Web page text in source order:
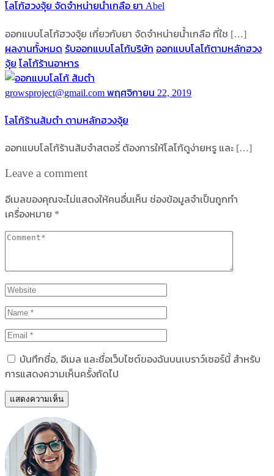
โลโก้ฮวงจุ้ย จัดจำหน่ายน้ำเกลือ ยา Abel
ออกแบบโลโก้ฮวงจุ้ย เกี่ยวกับยา จัดจำหน่ายน้ำเกลือ ที่ใช […]
ผลงานทั้งหมด รับออกแบบโลโก้บริษัท ออกแบบโลโก้ตามหลักฮวง
จุ้ย โลโก้ร้านอาหาร
growsproject@gmail.com พฤศจิกายน 22, 2019
โลโก้ร้านส้มตำ ตามหลักฮวงจุ้ย
ออกแบบโลโก้ร้านส้มจำสตอรี่ ต้องการให้โลโก้ดูง่ายหรู และ […]
Leave a comment
อีเมลของคุณจะไม่แสดงให้คนอื่นเห็น ช่องข้อมูลจำเป็นถูกทำ
เครื่องหมาย *
บันทึกชื่อ, อีเมล และชื่อเว็บไซต์ของฉันบนเบราว์เซอร์นี้ สำหรับ
การแสดงความเห็นครั้งถัดไป